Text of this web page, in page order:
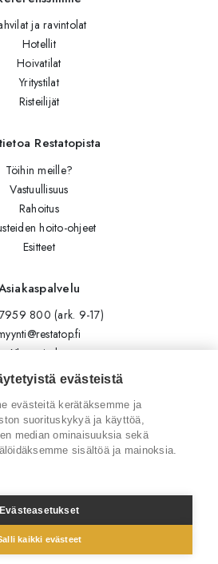
ja ravintolat
Hotellit
Hoivatilat
Yritystilat
Risteilijät
Restatopista
Töihin meille?
Vastuullisuus
Rahoitus
hoito-ohjeet
Esitteet
800 (ark. 9-17)
Yhteystiedot
Lähetä viesti
Seuraa meitä
Tilaa uutiskirje
Facebook
2026 Restatop Oy
evästeistä
evästeitä kerätäksemme ja
suorituskykyä ja käyttöä,
median ominaisuuksia sekä
sisältöä ja mainoksia.
Evästeasetukset
kaikki evästeet